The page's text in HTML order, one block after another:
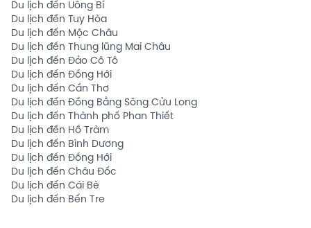
Du lịch đến Uông Bí
Du lịch đến Tuy Hòa
Du lịch đến Mộc Châu
Du lịch đến Thung lũng Mai Châu
Du lịch đến Đảo Cô Tô
Du lịch đến Đồng Hới
Du lịch đến Cần Thơ
Du lịch đến Đồng Bằng Sông Cửu Long
Du lịch đến Thành phố Phan Thiết
Du lịch đến Hồ Tràm
Du lịch đến Bình Dương
Du lịch đến Đồng Hới
Du lịch đến Châu Đốc
Du lịch đến Cái Bè
Du lịch đến Bến Tre